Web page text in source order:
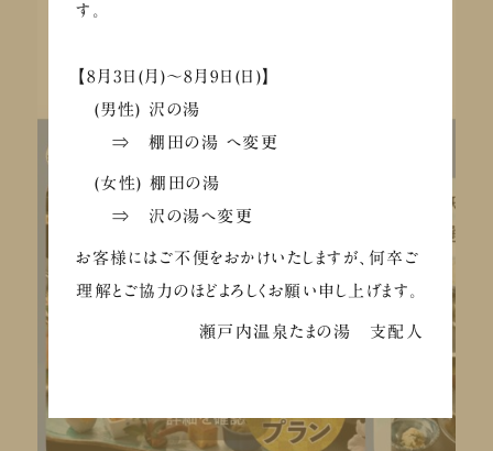
す。
【8月3日(月)～8月9日(日)】
(男性) 沢の湯
⇒ 棚田の湯 へ変更
(女性) 棚田の湯
⇒ 沢の湯へ変更
お客様にはご不便をおかけいたしますが、何卒ご
理解とご協力のほどよろしくお願い申し上げます。
瀬戸内温泉たまの湯 支配人